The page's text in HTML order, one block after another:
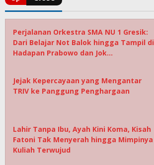
Perjalanan Orkestra SMA NU 1 Gresik:
Dari Belajar Not Balok hingga Tampil di
Hadapan Prabowo dan Jok…
Jejak Kepercayaan yang Mengantar
TRIV ke Panggung Penghargaan
Lahir Tanpa Ibu, Ayah Kini Koma, Kisah
Fatoni Tak Menyerah hingga Mimpinya
Kuliah Terwujud